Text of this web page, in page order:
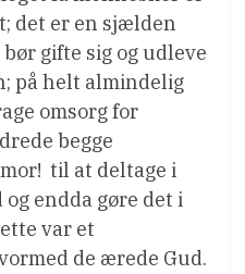
det er en sjælden
gifte sig og udleve
på helt almindelig
omsorg for
begge
 til at deltage i
endda gøre det i
var et
de ærede Gud.